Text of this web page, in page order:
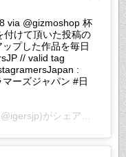
via @gizmoshop 杯
付けて頂いた投稿の
プした作品を毎日
// valid tag
:
ーズジャパン #日
がシェアした投稿 –